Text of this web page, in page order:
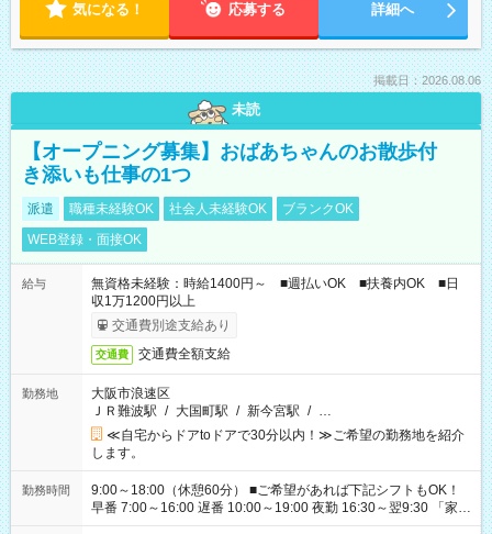
気になる！ 応募する 詳細へ
掲載日：2026.08.06
未読
【オープニング募集】おばあちゃんのお散歩付
き添いも仕事の1つ
派遣 職種未経験OK 社会人未経験OK
ブランクOK
WEB登録・面接OK
給与
無資格未経験：時給1400円～ ■週払いOK ■扶養内OK ■日
収1万1200円以上
交通費別途支給あり
交通費 交通費全額支給
勤務地
大阪市浪速区
ＪＲ難波駅 / 大国町駅 / 新今宮駅 / …
≪自宅からドアtoドアで30分以内！≫ご希望の勤務地を紹介
します。
勤務時間
9:00～18:00（休憩60分） ■ご希望があれば下記シフトもOK！
早番 7:00～16:00 遅番 10:00～19:00 夜勤 16:30～翌9:30 「家族
と休みを合わせたい」 「余裕を持って夕飯の準備がしたい」